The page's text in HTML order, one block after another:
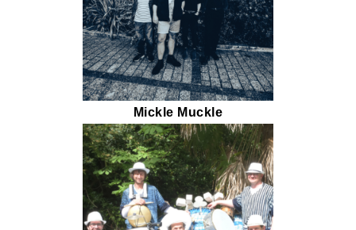
Mickle Muckle